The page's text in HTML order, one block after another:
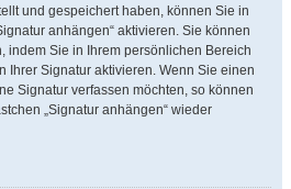
und gespeichert haben, können Sie in
anhängen“ aktivieren. Sie können
indem Sie in Ihrem persönlichen Bereich
Ihrer Signatur aktivieren. Wenn Sie einen
Signatur verfassen möchten, so können
„Signatur anhängen“ wieder